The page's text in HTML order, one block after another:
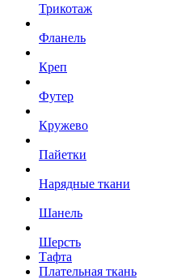
Трикотаж
Фланель
Креп
Футер
Кружево
Пайетки
Нарядные ткани
Шанель
Шерсть
Тафта
Плательная ткань